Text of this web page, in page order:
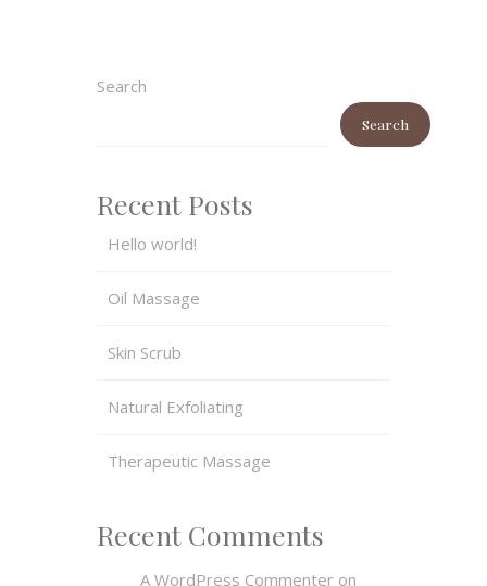
Search
Search
Recent Posts
Hello world!
Oil Massage
Skin Scrub
Natural Exfoliating
Therapeutic Massage
Recent Comments
A WordPress Commenter on